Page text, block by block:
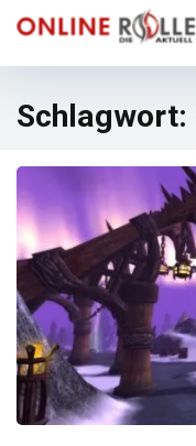
Schlagwort: